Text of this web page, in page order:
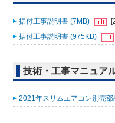
据付工事説明書 (7MB)
据付工事説明書 (975KB)
技術・工事マニュア
2021年スリムエアコン別売